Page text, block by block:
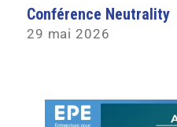
Conférence Neutrality
29 mai 2026